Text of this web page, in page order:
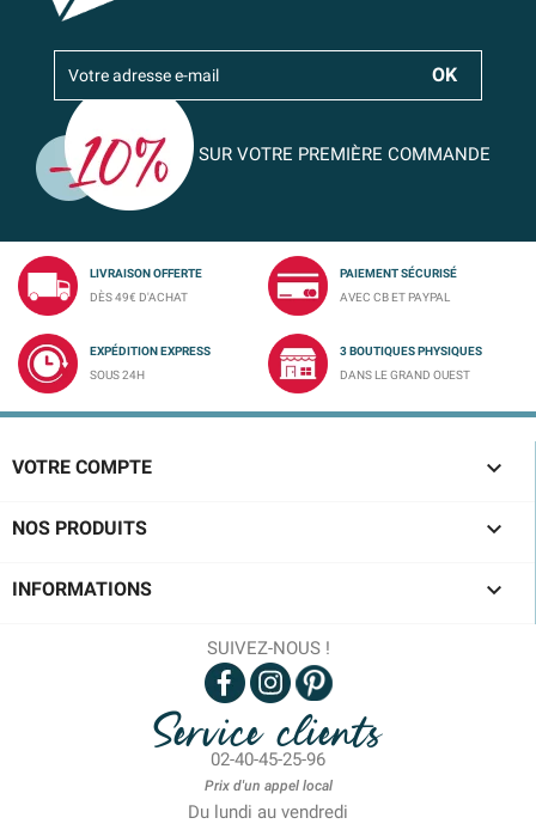
SUR VOTRE PREMIÈRE COMMANDE
LIVRAISON OFFERTE
DÈS 49€ D'ACHAT
PAIEMENT SÉCURISÉ
AVEC CB ET PAYPAL
EXPÉDITION EXPRESS
SOUS 24H
3 BOUTIQUES PHYSIQUES
DANS LE GRAND OUEST
VOTRE COMPTE 
NOS PRODUITS 
INFORMATIONS 
SUIVEZ-NOUS !
Service clients
02-40-45-25-96
Prix d'un appel local
Du lundi au vendredi